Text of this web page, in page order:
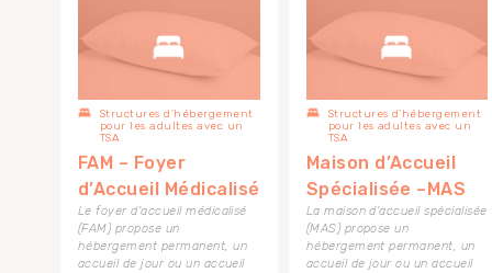
Structures d’hébergement
pour les adultes avec un
TSA
FAM – Foyer
d’Accueil Médicalisé
Le foyer d'accueil médicalisé
(FAM) propose un
hébergement permanent, un
accueil de jour ou un accueil
Structures d’hébergement
pour les adultes avec un
TSA
Maison d’Accueil
Spécialisée –MAS
La maison d'accueil spécialisée
(MAS) propose un
hébergement permanent, un
accueil de jour ou un accueil